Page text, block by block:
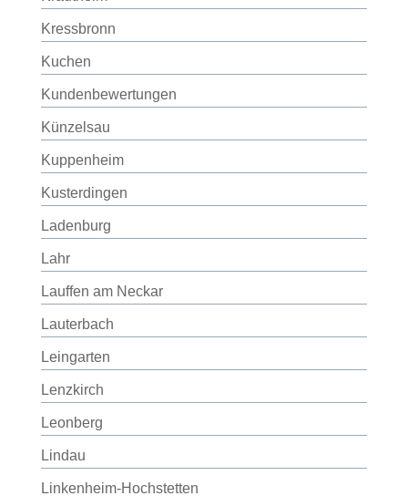
Kressbronn
Kuchen
Kundenbewertungen
Künzelsau
Kuppenheim
Kusterdingen
Ladenburg
Lahr
Lauffen am Neckar
Lauterbach
Leingarten
Lenzkirch
Leonberg
Lindau
Linkenheim-Hochstetten